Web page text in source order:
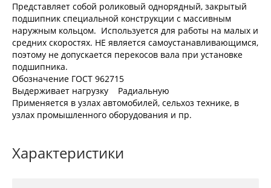
Представляет собой роликовый однорядный, закрытый
подшипник специальной конструкции с массивным
наружным кольцом. Используется для работы на малых и
средних скоростях. НЕ является самоустанавливающимся,
поэтому не допускается перекосов вала при установке
подшипника.
Обозначение ГОСТ 962715
Выдерживает нагрузку Радиальную
Применяется в узлах автомобилей, сельхоз технике, в
узлах промышленного оборудования и пр.
Характеристики